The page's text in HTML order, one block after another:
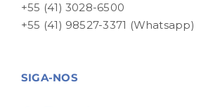
+55 (41) 3028-6500
+55 (41) 98527-3371 (Whatsapp)
SIGA-NOS